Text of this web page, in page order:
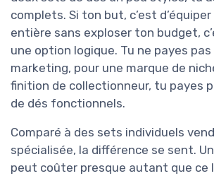
complets. Si ton but, c’est
entière sans exploser ton budget,
une option logique. Tu ne payes pas
marketing, pour une marque de
finition de collectionneur, tu payes
de dés fonctionnels.
Comparé à des sets individuels
spécialisée, la différence se sent.
peut coûter presque autant que ce